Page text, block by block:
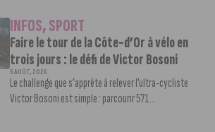
INFOS,SPORT
Faire le tour de la Côte-d’Or à vélo en
trois jours : le défi de Victor Bosoni
5 AOÛT, 2026
Le challenge que s’apprête à relever l’ultra-cycliste
Victor Bosoni est simple : parcourir 571...